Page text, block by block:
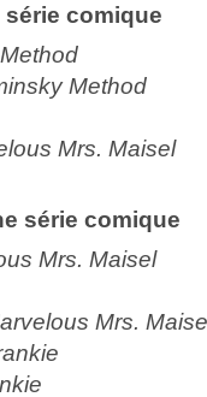
comique
Method
Mrs. Maisel
série comique
Mrs. Maisel
Mrs.